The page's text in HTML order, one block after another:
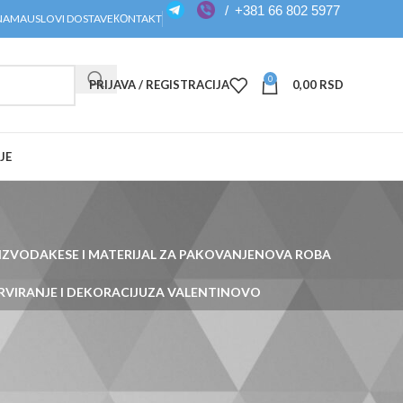
USLOVI DOSTAVEКОNTAKT
/ +381 66 802 5977
PRIJAVA / REGISTRACIJA 0 0,00 RSD
KESE I MATERIJAL ZA PAKOVANJENOVA ROBA
I DEKORACIJUZA VALENTINOVO
Prikazuje se jedan rezultat